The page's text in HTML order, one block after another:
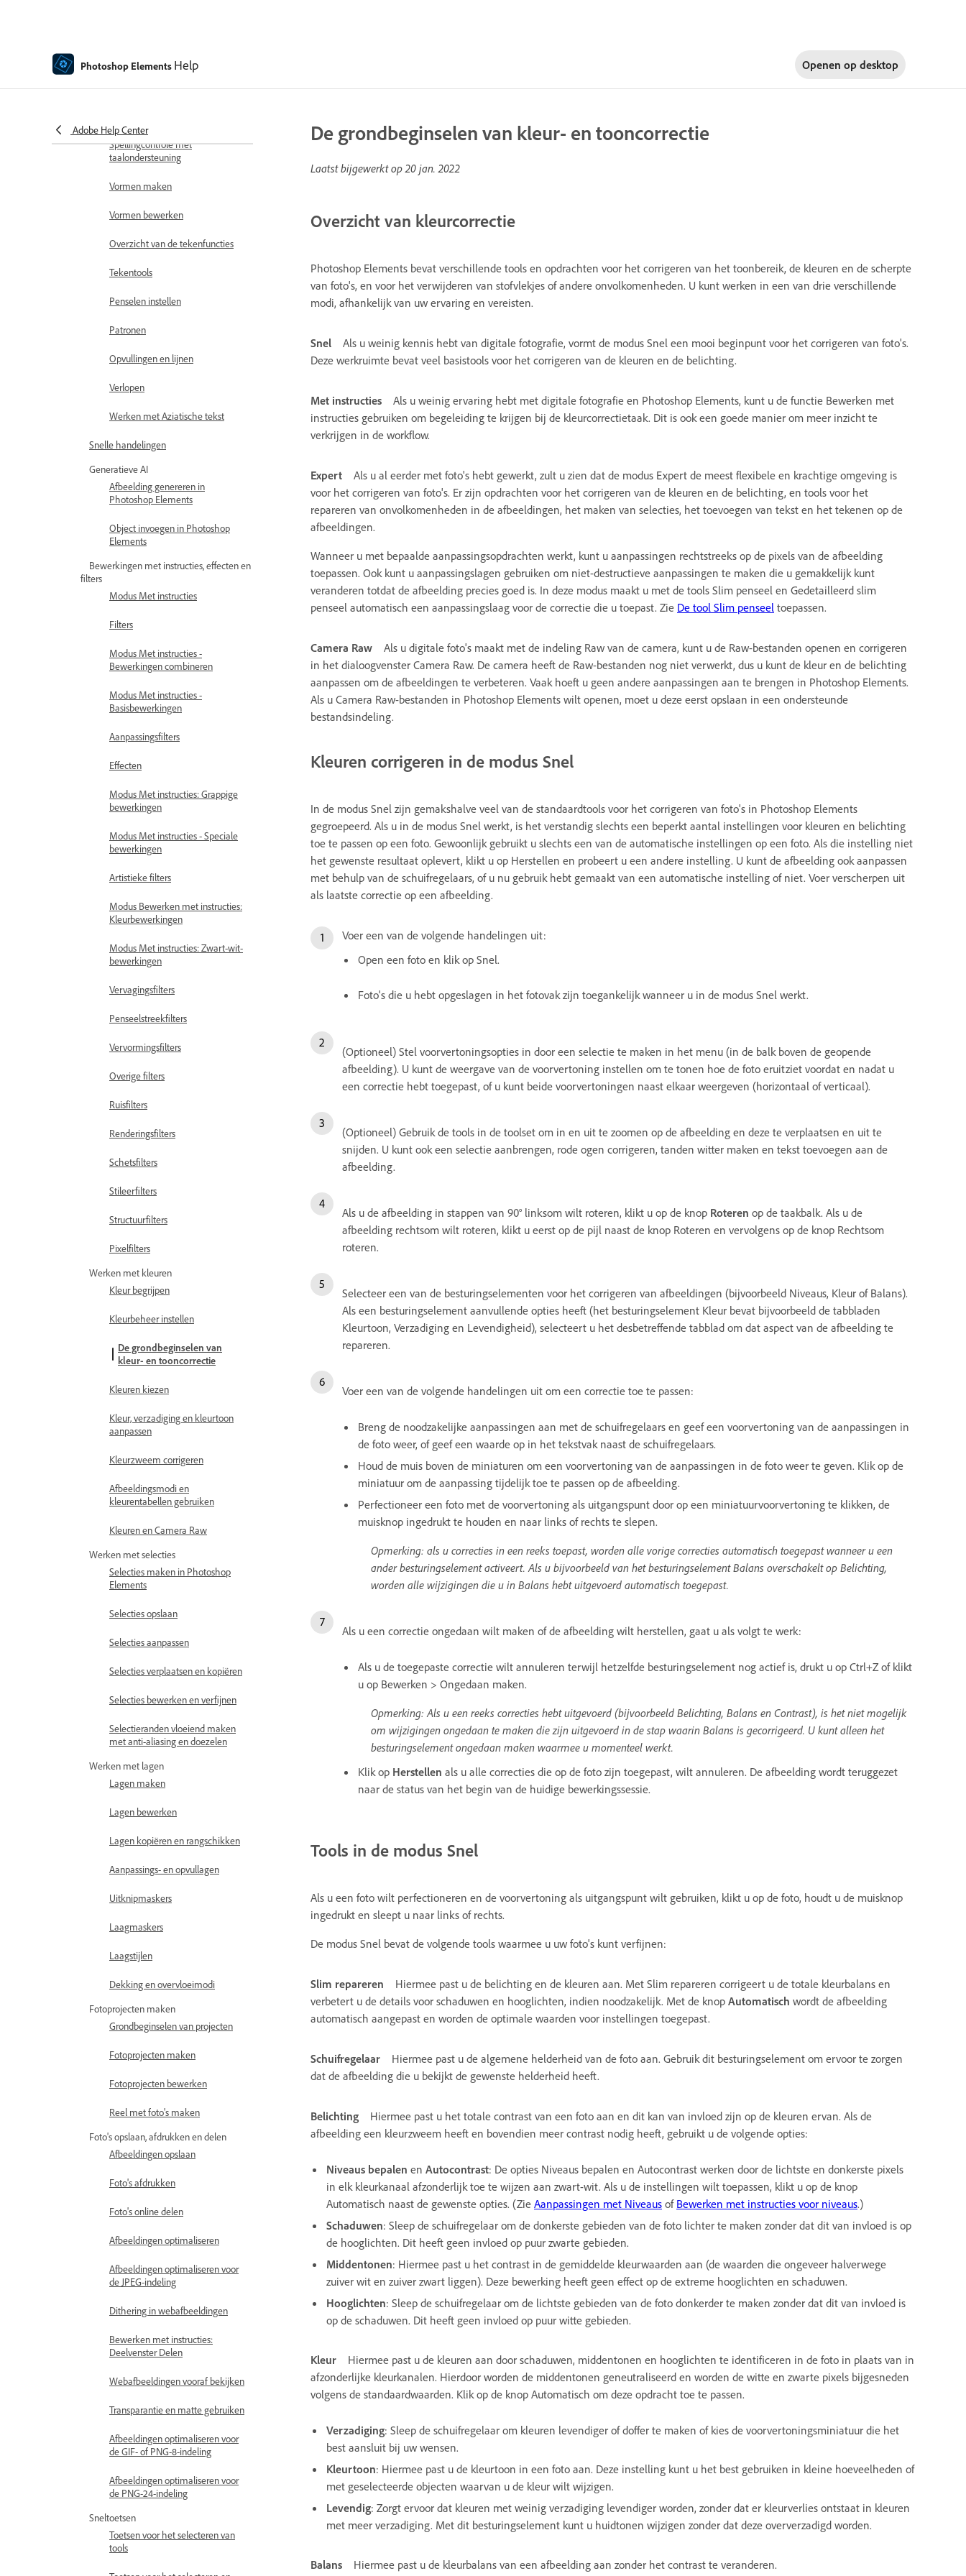
Photoshop Elements Help Openen op desktop
Adobe Help Center
Tekst en vormen toevoegen
Tekst toevoegen
Spellingcontrole met
taalondersteuning
Vormen maken
Vormen bewerken
Overzicht van de tekenfuncties
Tekentools
Penselen instellen
Patronen
Opvullingen en lijnen
Verlopen
Werken met Aziatische tekst
Snelle handelingen
Generatieve AI
Afbeelding genereren in
Photoshop Elements
Object invoegen in Photoshop
Elements
Bewerkingen met instructies, effecten en
filters
Modus Met instructies
Filters
Modus Met instructies -
Bewerkingen combineren
Modus Met instructies -
Basisbewerkingen
Aanpassingsfilters
Effecten
Modus Met instructies: Grappige
bewerkingen
Modus Met instructies - Speciale
bewerkingen
Artistieke filters
Modus Bewerken met instructies:
Kleurbewerkingen
Modus Met instructies: Zwart-wit-
bewerkingen
Vervagingsfilters
Penseelstreekfilters
Vervormingsfilters
Overige filters
Ruisfilters
Renderingsfilters
Schetsfilters
Stileerfilters
Structuurfilters
Pixelfilters
Werken met kleuren
Kleur begrijpen
Kleurbeheer instellen
De grondbeginselen van
kleur- en tooncorrectie
Kleuren kiezen
Kleur, verzadiging en kleurtoon
aanpassen
Kleurzweem corrigeren
Afbeeldingsmodi en
kleurentabellen gebruiken
Kleuren en Camera Raw
Werken met selecties
Selecties maken in Photoshop
Elements
Selecties opslaan
Selecties aanpassen
Selecties verplaatsen en kopiëren
Selecties bewerken en verfijnen
Selectieranden vloeiend maken
met anti-aliasing en doezelen
Werken met lagen
Lagen maken
Lagen bewerken
Lagen kopiëren en rangschikken
Aanpassings- en opvullagen
Uitknipmaskers
Laagmaskers
Laagstijlen
Dekking en overvloeimodi
Fotoprojecten maken
Grondbeginselen van projecten
Fotoprojecten maken
Fotoprojecten bewerken
Reel met foto's maken
Foto's opslaan, afdrukken en delen
Afbeeldingen opslaan
Foto's afdrukken
Foto's online delen
Afbeeldingen optimaliseren
Afbeeldingen optimaliseren voor
de JPEG-indeling
Dithering in webafbeeldingen
Bewerken met instructies:
Deelvenster Delen
Webafbeeldingen vooraf bekijken
Transparantie en matte gebruiken
Afbeeldingen optimaliseren voor
de GIF- of PNG-8-indeling
Afbeeldingen optimaliseren voor
de PNG-24-indeling
Sneltoetsen
Toetsen voor het selecteren van
tools
De grondbeginselen van kleur- en tooncorrectie
Laatst bijgewerkt op20 jan. 2022
Overzicht van kleurcorrectie
Photoshop Elements bevat verschillende tools en opdrachten voor het corrigeren van het toonbereik, de kleuren en de scherpte
van foto's, en voor het verwijderen van stofvlekjes of andere onvolkomenheden. U kunt werken in een van drie verschillende
modi, afhankelijk van uw ervaring en vereisten.
Snel
Als u weinig kennis hebt van digitale fotografie, vormt de modus Snel een mooi beginpunt voor het corrigeren van foto's.
Deze werkruimte bevat veel basistools voor het corrigeren van de kleuren en de belichting.
Met instructies
Als u weinig ervaring hebt met digitale fotografie en Photoshop Elements, kunt u de functie Bewerken met
instructies gebruiken om begeleiding te krijgen bij de kleurcorrectietaak. Dit is ook een goede manier om meer inzicht te
verkrijgen in de workflow.
Expert
Als u al eerder met foto's hebt gewerkt, zult u zien dat de modus Expert de meest flexibele en krachtige omgeving is
voor het corrigeren van foto's. Er zijn opdrachten voor het corrigeren van de kleuren en de belichting, en tools voor het
repareren van onvolkomenheden in de afbeeldingen, het maken van selecties, het toevoegen van tekst en het tekenen op de
afbeeldingen.
Wanneer u met bepaalde aanpassingsopdrachten werkt, kunt u aanpassingen rechtstreeks op de pixels van de afbeelding
toepassen. Ook kunt u aanpassingslagen gebruiken om niet-destructieve aanpassingen te maken die u gemakkelijk kunt
veranderen totdat de afbeelding precies goed is. In deze modus maakt u met de tools Slim penseel en Gedetailleerd slim
penseel automatisch een aanpassingslaag voor de correctie die u toepast. Zie De tool Slim penseel toepassen.
Camera Raw
Als u digitale foto's maakt met de indeling Raw van de camera, kunt u de Raw-bestanden openen en corrigeren
in het dialoogvenster Camera Raw. De camera heeft de Raw-bestanden nog niet verwerkt, dus u kunt de kleur en de belichting
aanpassen om de afbeeldingen te verbeteren. Vaak hoeft u geen andere aanpassingen aan te brengen in Photoshop Elements.
Als u Camera Raw-bestanden in Photoshop Elements wilt openen, moet u deze eerst opslaan in een ondersteunde
bestandsindeling.
Kleuren corrigeren in de modus Snel
In de modus Snel zijn gemakshalve veel van de standaardtools voor het corrigeren van foto's in Photoshop Elements
gegroepeerd. Als u in de modus Snel werkt, is het verstandig slechts een beperkt aantal instellingen voor kleuren en belichting
toe te passen op een foto. Gewoonlijk gebruikt u slechts een van de automatische instellingen op een foto. Als die instelling niet
het gewenste resultaat oplevert, klikt u op Herstellen en probeert u een andere instelling. U kunt de afbeelding ook aanpassen
met behulp van de schuifregelaars, of u nu gebruik hebt gemaakt van een automatische instelling of niet. Voer verscherpen uit
als laatste correctie op een afbeelding.
Voer een van de volgende handelingen uit:
Open een foto en klik op Snel.
Foto's die u hebt opgeslagen in het fotovak zijn toegankelijk wanneer u in de modus Snel werkt.
(Optioneel) Stel voorvertoningsopties in door een selectie te maken in het menu (in de balk boven de geopende
afbeelding). U kunt de weergave van de voorvertoning instellen om te tonen hoe de foto eruitziet voordat en nadat u
een correctie hebt toegepast, of u kunt beide voorvertoningen naast elkaar weergeven (horizontaal of verticaal).
(Optioneel) Gebruik de tools in de toolset om in en uit te zoomen op de afbeelding en deze te verplaatsen en uit te
snijden. U kunt ook een selectie aanbrengen, rode ogen corrigeren, tanden witter maken en tekst toevoegen aan de
afbeelding.
Als u de afbeelding in stappen van 90° linksom wilt roteren, klikt u op de knop Roteren op de taakbalk. Als u de
afbeelding rechtsom wilt roteren, klikt u eerst op de pijl naast de knop Roteren en vervolgens op de knop Rechtsom
roteren.
Selecteer een van de besturingselementen voor het corrigeren van afbeeldingen (bijvoorbeeld Niveaus, Kleur of Balans).
Als een besturingselement aanvullende opties heeft (het besturingselement Kleur bevat bijvoorbeeld de tabbladen
Kleurtoon, Verzadiging en Levendigheid), selecteert u het desbetreffende tabblad om dat aspect van de afbeelding te
repareren.
Voer een van de volgende handelingen uit om een correctie toe te passen:
Breng de noodzakelijke aanpassingen aan met de schuifregelaars en geef een voorvertoning van de aanpassingen in
de foto weer, of geef een waarde op in het tekstvak naast de schuifregelaars.
Houd de muis boven de miniaturen om een voorvertoning van de aanpassingen in de foto weer te geven. Klik op de
miniatuur om de aanpassing tijdelijk toe te passen op de afbeelding.
Perfectioneer een foto met de voorvertoning als uitgangspunt door op een miniatuurvoorvertoning te klikken, de
muisknop ingedrukt te houden en naar links of rechts te slepen.
Opmerking: als u correcties in een reeks toepast, worden alle vorige correcties automatisch toegepast wanneer u een
ander besturingselement activeert. Als u bijvoorbeeld van het besturingselement Balans overschakelt op Belichting,
worden alle wijzigingen die u in Balans hebt uitgevoerd automatisch toegepast.
Als u een correctie ongedaan wilt maken of de afbeelding wilt herstellen, gaat u als volgt te werk:
Als u de toegepaste correctie wilt annuleren terwijl hetzelfde besturingselement nog actief is, drukt u op Ctrl+Z of klikt
u op Bewerken > Ongedaan maken.
Opmerking: Als u een reeks correcties hebt uitgevoerd (bijvoorbeeld Belichting, Balans en Contrast), is het niet mogelijk
om wijzigingen ongedaan te maken die zijn uitgevoerd in de stap waarin Balans is gecorrigeerd. U kunt alleen het
besturingselement ongedaan maken waarmee u momenteel werkt.
Klik op Herstellen als u alle correcties die op de foto zijn toegepast, wilt annuleren. De afbeelding wordt teruggezet
naar de status van het begin van de huidige bewerkingssessie.
Tools in de modus Snel
Als u een foto wilt perfectioneren en de voorvertoning als uitgangspunt wilt gebruiken, klikt u op de foto, houdt u de muisknop
ingedrukt en sleept u naar links of rechts.
De modus Snel bevat de volgende tools waarmee u uw foto's kunt verfijnen:
Slim repareren
Hiermee past u de belichting en de kleuren aan. Met Slim repareren corrigeert u de totale kleurbalans en
verbetert u de details voor schaduwen en hooglichten, indien noodzakelijk. Met de knop Automatisch wordt de afbeelding
automatisch aangepast en worden de optimale waarden voor instellingen toegepast.
Schuifregelaar
Hiermee past u de algemene helderheid van de foto aan. Gebruik dit besturingselement om ervoor te zorgen
dat de afbeelding die u bekijkt de gewenste helderheid heeft.
Belichting
Hiermee past u het totale contrast van een foto aan en dit kan van invloed zijn op de kleuren ervan. Als de
afbeelding een kleurzweem heeft en bovendien meer contrast nodig heeft, gebruikt u de volgende opties:
Niveaus bepalen en Autocontrast: De opties Niveaus bepalen en Autocontrast werken door de lichtste en donkerste pixels
in elk kleurkanaal afzonderlijk toe te wijzen aan zwart-wit. Als u de instellingen wilt toepassen, klikt u op de knop
Automatisch naast de gewenste opties. (Zie Aanpassingen met Niveaus of Bewerken met instructies voor niveaus.)
Schaduwen: Sleep de schuifregelaar om de donkerste gebieden van de foto lichter te maken zonder dat dit van invloed is op
de hooglichten. Dit heeft geen invloed op puur zwarte gebieden.
Middentonen: Hiermee past u het contrast in de gemiddelde kleurwaarden aan (de waarden die ongeveer halverwege
zuiver wit en zuiver zwart liggen). Deze bewerking heeft geen effect op de extreme hooglichten en schaduwen.
Hooglichten: Sleep de schuifregelaar om de lichtste gebieden van de foto donkerder te maken zonder dat dit van invloed is
op de schaduwen. Dit heeft geen invloed op puur witte gebieden.
Kleur
Hiermee past u de kleuren aan door schaduwen, middentonen en hooglichten te identificeren in de foto in plaats van in
afzonderlijke kleurkanalen. Hierdoor worden de middentonen geneutraliseerd en worden de witte en zwarte pixels bijgesneden
volgens de standaardwaarden. Klik op de knop Automatisch om deze opdracht toe te passen.
Verzadiging: Sleep de schuifregelaar om kleuren levendiger of doffer te maken of kies de voorvertoningsminiatuur die het
best aansluit bij uw wensen.
Kleurtoon: Hiermee past u de kleurtoon in een foto aan. Deze instelling kunt u het best gebruiken in kleine hoeveelheden of
met geselecteerde objecten waarvan u de kleur wilt wijzigen.
Levendig: Zorgt ervoor dat kleuren met weinig verzadiging levendiger worden, zonder dat er kleurverlies ontstaat in kleuren
met meer verzadiging. Met dit besturingselement kunt u huidtonen wijzigen zonder dat deze oververzadigd worden.
Balans Hiermee past u de kleurbalans van een afbeelding aan zonder het contrast te veranderen.